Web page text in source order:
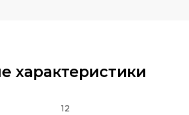
характеристики
12